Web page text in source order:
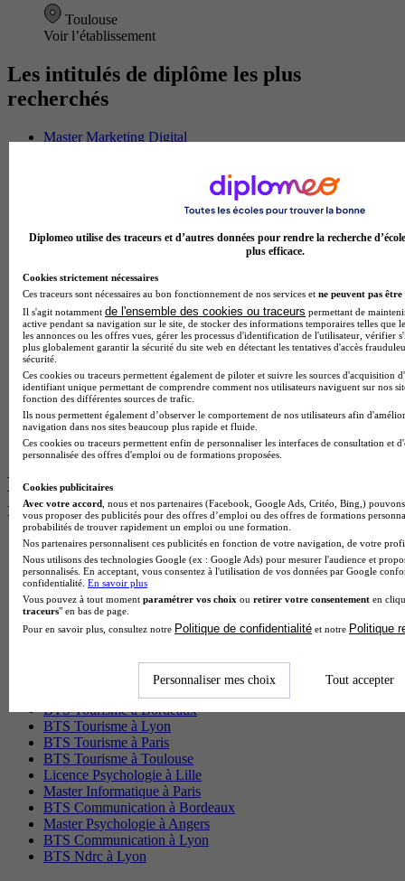
Toulouse
Voir l’établissement
Les intitulés de diplôme les plus
recherchés
Master Marketing Digital
MBA International Business
BTS Sam
BTS Esf
Licence Science de l education
BTS Pi
Master International Business
BTS Sp3s
BAC Pro Assp
BTS Gpme
Master MA
BTS Dietetique
Master Mass
Cap Cuisine
Les intitulés de diplôme par ville les plus
recherchés
Master Meef à Lille
Prépa Medecine à Paris
Licence Psychologie à Paris
Master Psychologie à Lyon
Licence Psychologie à Toulouse
Master Psychologie à Lille
Master Psychologie à Paris
Master Meef à Lyon
BTS Tourisme à Bordeaux
BTS Tourisme à Lyon
BTS Tourisme à Paris
BTS Tourisme à Toulouse
Licence Psychologie à Lille
Master Informatique à Paris
BTS Communication à Bordeaux
Master Psychologie à Angers
BTS Communication à Lyon
BTS Ndrc à Lyon
Diplomeo utilise des traceurs et d’autres données pour rendre la recherche
plus efficace.
Cookies strictement nécessaires
Ces traceurs sont nécessaires au bon fonctionnement de nos services et ne peuvent pas être
Il s'agit notamment de l'ensemble des cookies ou traceurs permettant de
active pendant sa navigation sur le site, de stocker des informations temporaires telles que
les annonces ou les offres vues, gérer les processus d'identification de l'utilisateur, vérifier
plus globalement garantir la sécurité du site web en détectant les tentatives d'accès
sécurité.
Ces cookies ou traceurs permettent également de piloter et suivre les sources d'acquisition
identifiant unique permettant de comprendre comment nos utilisateurs naviguent sur nos
fonction des différentes sources de trafic.
Ils nous permettent également d’observer le comportement de nos utilisateurs afin
navigation dans nos sites beaucoup plus rapide et fluide.
Ces cookies ou traceurs permettent enfin de personnaliser les interfaces de consultation et
personnalisée des offres d'emploi ou de formations proposées.
Cookies publicitaires
Avec votre accord , nous et nos partenaires (Facebook, Google Ads, Critéo, Bing,)
vous proposer des publicités pour des offres d’emploi ou des offres de formations
probabilités de trouver rapidement un emploi ou une formation.
Nos partenaires personnalisent ces publicités en fonction de votre navigation, de votre
Nous utilisons des technologies Google (ex : Google Ads) pour mesurer l'audience et
personnalisés. En acceptant, vous consentez à l'utilisation de vos données par Google
confidentialité. En savoir plus
Vous pouvez à tout moment paramétrer vos choix ou retirer votre consentement en
traceurs" en bas de page.
Pour en savoir plus, consultez notre Politique de confidentialité et notre Politique
Personnaliser mes choix Tout accepter